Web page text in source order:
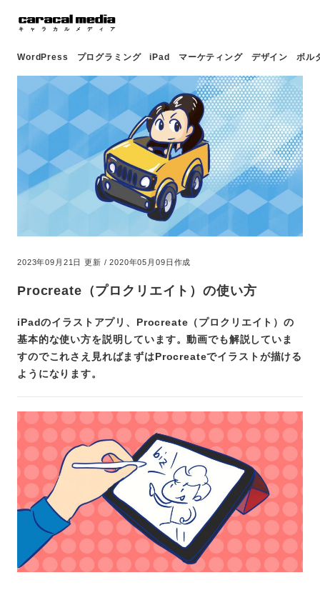
WordPress プログラミング iPad マーケティング デザイン ボル
2023年09月21日 更新 / 2020年05月09日作成
Procreate（プロクリエイト）の使い方
iPadのイラストアプリ、Procreate（プロクリエイト）の
基本的な使い方を説明しています。動画でも解説していま
すのでこれさえ見ればまずはProcreateでイラストが描ける
ようになります。